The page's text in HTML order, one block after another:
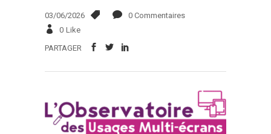
03/06/2026
0 Commentaires
0 Like
PARTAGER